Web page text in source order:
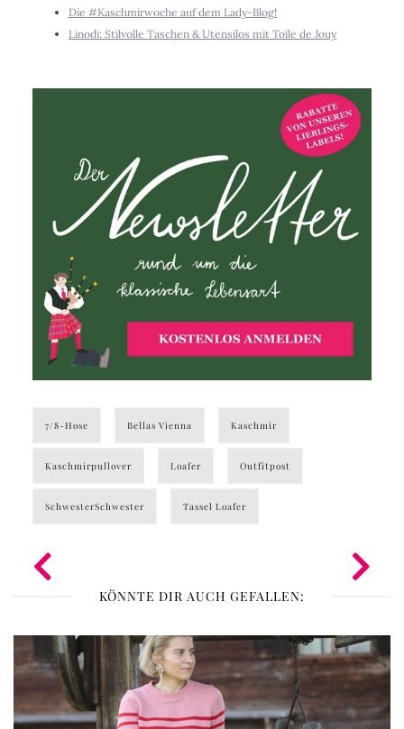
Die #Kaschmirwoche auf dem Lady-Blog!
Linodi: Stilvolle Taschen & Utensilos mit Toile de Jouy
7/8-Hose Bellas Vienna Kaschmir
Kaschmirpullover Loafer Outfitpost
SchwesterSchwester Tassel Loafer
KÖNNTE DIR AUCH GEFALLEN: